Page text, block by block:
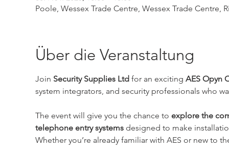
Poole, Wessex Trade Centre, Wessex Trade Centre,
Über die Veranstaltung
Join Security Supplies Ltd for an exciting AES Opyn
system integrators, and security professionals who
The event will give you the chance to explore the
telephone entry systems designed to make
Whether you’re already familiar with AES or new to